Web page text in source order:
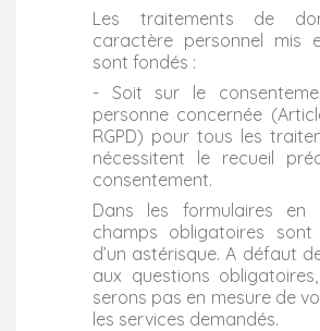
Les traitements de
caractère personnel mis
sont fondés :
- Soit sur le
personne concernée
RGPD) pour tous les
nécessitent le recueil
consentement.
Dans les formulaires en
champs obligatoires sont
d’un astérisque. A défaut
aux questions
serons pas en mesure de
les services demandés.